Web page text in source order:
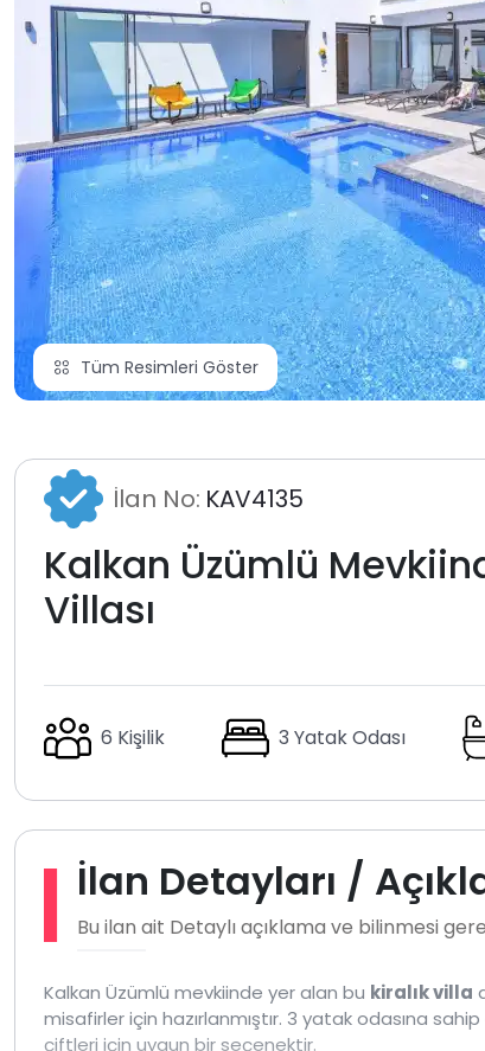
Tüm Resimleri Göster
İlan No: KAV4135
Kalkan Üzümlü
Villası
6 Kişilik 3 Yatak Odası
İlan Detayları /
Bu ilan ait Detaylı açıklama ve bilinmesi
Kalkan Üzümlü mevkiinde yer alan bu kiralık villa
misafirler için hazırlanmıştır. 3 yatak odasına
çiftleri için uygun bir seçenektir.